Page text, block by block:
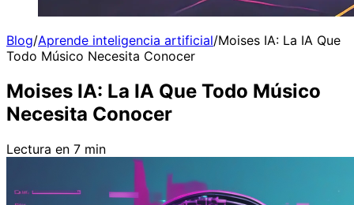
Blog/Aprende inteligencia artificial/Moises IA: La IA Que
Todo Músico Necesita Conocer
Moises IA: La IA Que Todo Músico
Necesita Conocer
Lectura en 7 min